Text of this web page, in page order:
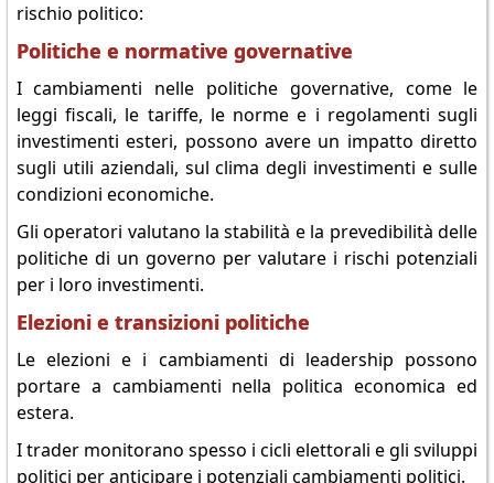
rischio politico:
Politiche e normative governative
I cambiamenti nelle politiche governative, come le
leggi fiscali, le tariffe, le norme e i regolamenti sugli
investimenti esteri, possono avere un impatto diretto
sugli utili aziendali, sul clima degli investimenti e sulle
condizioni economiche.
Gli operatori valutano la stabilità e la prevedibilità delle
politiche di un governo per valutare i rischi potenziali
per i loro investimenti.
Elezioni e transizioni politiche
Le elezioni e i cambiamenti di leadership possono
portare a cambiamenti nella politica economica ed
estera.
I trader monitorano spesso i cicli elettorali e gli sviluppi
politici per anticipare i potenziali cambiamenti politici.